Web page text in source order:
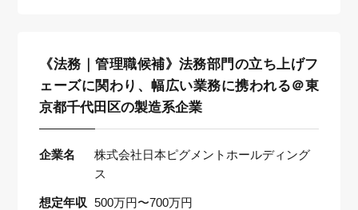
《法務｜管理職候補》法務部門の立ち上げフ
ェーズに関わり、幅広い業務に携われる＠東
京都千代田区の製造系企業
企業名
株式会社日本ピグメントホールディング
ス
想定年収 500万円〜700万円